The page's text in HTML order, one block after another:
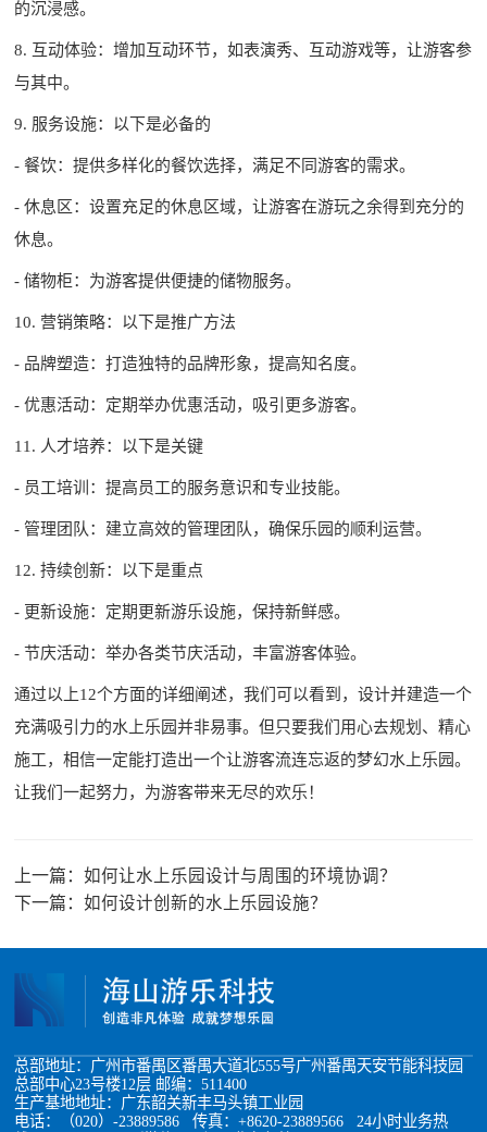
的沉浸感。
8. 互动体验：增加互动环节，如表演秀、互动游戏等，让游客参
与其中。
9. 服务设施：以下是必备的
- 餐饮：提供多样化的餐饮选择，满足不同游客的需求。
- 休息区：设置充足的休息区域，让游客在游玩之余得到充分的
休息。
- 储物柜：为游客提供便捷的储物服务。
10. 营销策略：以下是推广方法
- 品牌塑造：打造独特的品牌形象，提高知名度。
- 优惠活动：定期举办优惠活动，吸引更多游客。
11. 人才培养：以下是关键
- 员工培训：提高员工的服务意识和专业技能。
- 管理团队：建立高效的管理团队，确保乐园的顺利运营。
12. 持续创新：以下是重点
- 更新设施：定期更新游乐设施，保持新鲜感。
- 节庆活动：举办各类节庆活动，丰富游客体验。
通过以上12个方面的详细阐述，我们可以看到，设计并建造一个
充满吸引力的水上乐园并非易事。但只要我们用心去规划、精心
施工，相信一定能打造出一个让游客流连忘返的梦幻水上乐园。
让我们一起努力，为游客带来无尽的欢乐！
上一篇：如何让水上乐园设计与周围的环境协调？
下一篇：如何设计创新的水上乐园设施？
总部地址：广州市番禺区番禺大道北555号广州番禺天安节能科技园
总部中心23号楼12层 邮编：511400
生产基地地址：广东韶关新丰马头镇工业园
电话：（020）-23889586 传真：+8620-23889566 24小时业务热